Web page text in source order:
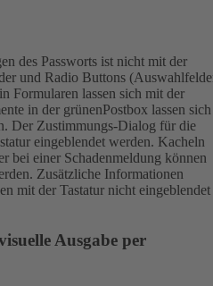
des Passworts ist nicht mit der
und Radio Buttons
Formularen lassen sich mit der
in der grünenPostbox lassen sich
Der Zustimmungs-Dialog für die
eingeblendet werden. Kacheln
bei einer Schadenmeldung können
Zusätzliche Informationen
mit der Tastatur nicht eingeblendet
Ausgabe per